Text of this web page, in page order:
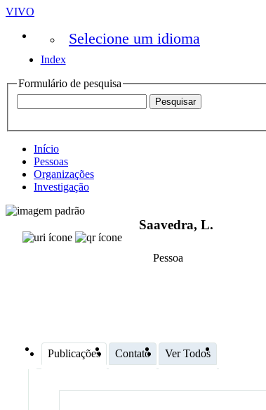
VIVO
Selecione um idioma
Index
Formulário de pesquisa
Início
Pessoas
Organizações
Investigação
Saavedra, L.
Pessoa
Publicações Contato Ver Todos